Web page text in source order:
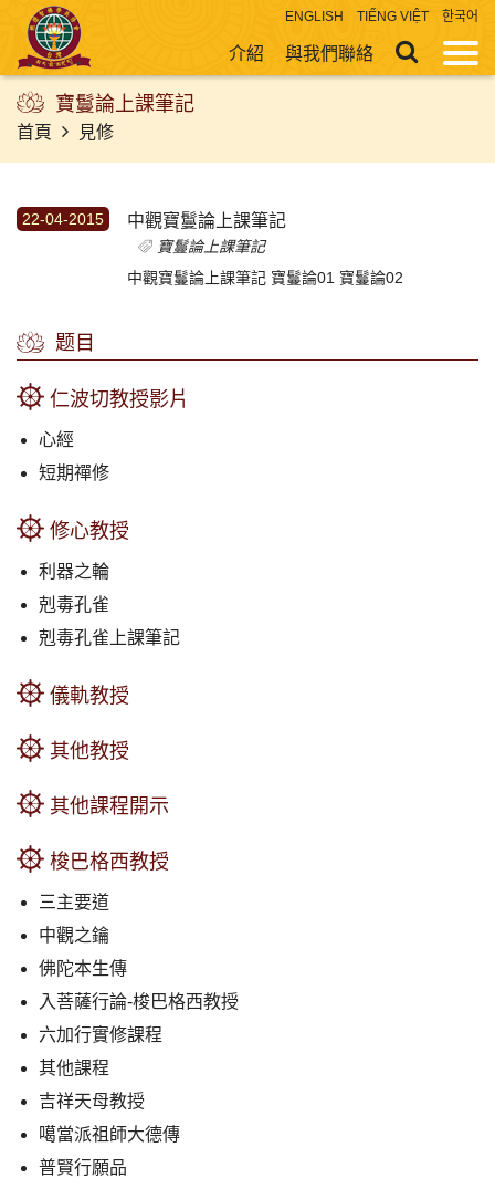
ENGLISH TIẾNG VIỆT 한국어
介紹 與我們聯絡
寶鬘論上課筆記
首頁 見修
22-04-2015 中觀寶鬘論上課筆記
寶鬘論上課筆記
中觀寶鬘論上課筆記 寶鬘論01 寶鬘論02
题目
仁波切教授影片
心經
短期禪修
修心教授
利器之輪
剋毒孔雀
剋毒孔雀上課筆記
儀軌教授
其他教授
其他課程開示
梭巴格西教授
三主要道
中觀之鑰
佛陀本生傳
入菩薩行論-梭巴格西教授
六加行實修課程
其他課程
吉祥天母教授
噶當派祖師大德傳
普賢行願品